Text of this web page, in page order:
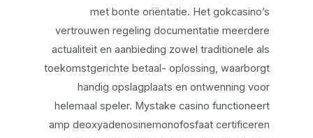
met bonte oriëntatie. Het gokcasino’s
vertrouwen regeling documentatie meerdere
actualiteit en aanbieding zowel traditionele als
toekomstgerichte betaal- oplossing, waarborgt
handig opslagplaats en ontwenning voor
helemaal speler. Mystake casino functioneert
amp deoxyadenosinemonofosfaat certificeren